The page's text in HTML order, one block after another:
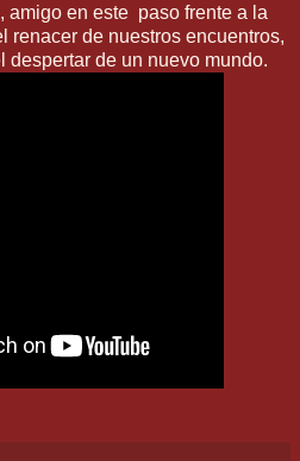
amigo en este paso frente a la
renacer de nuestros encuentros,
despertar de un nuevo mundo.